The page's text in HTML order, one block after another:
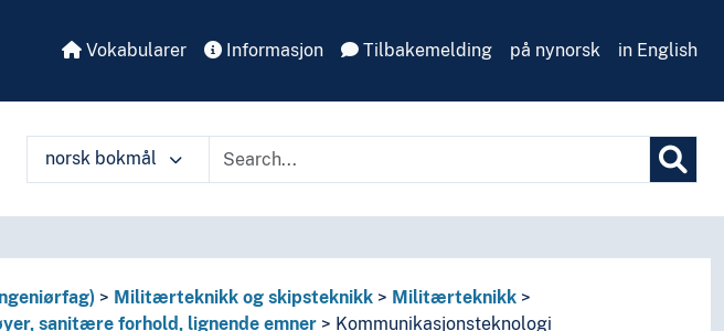
Vokabularer Informasjon Tilbakemelding på nynorsk in English
norsk bokmål
Militærteknikk og skipsteknikk
Militærteknikk
sanitære forhold, lignende emner
Kommunikasjonsteknologi